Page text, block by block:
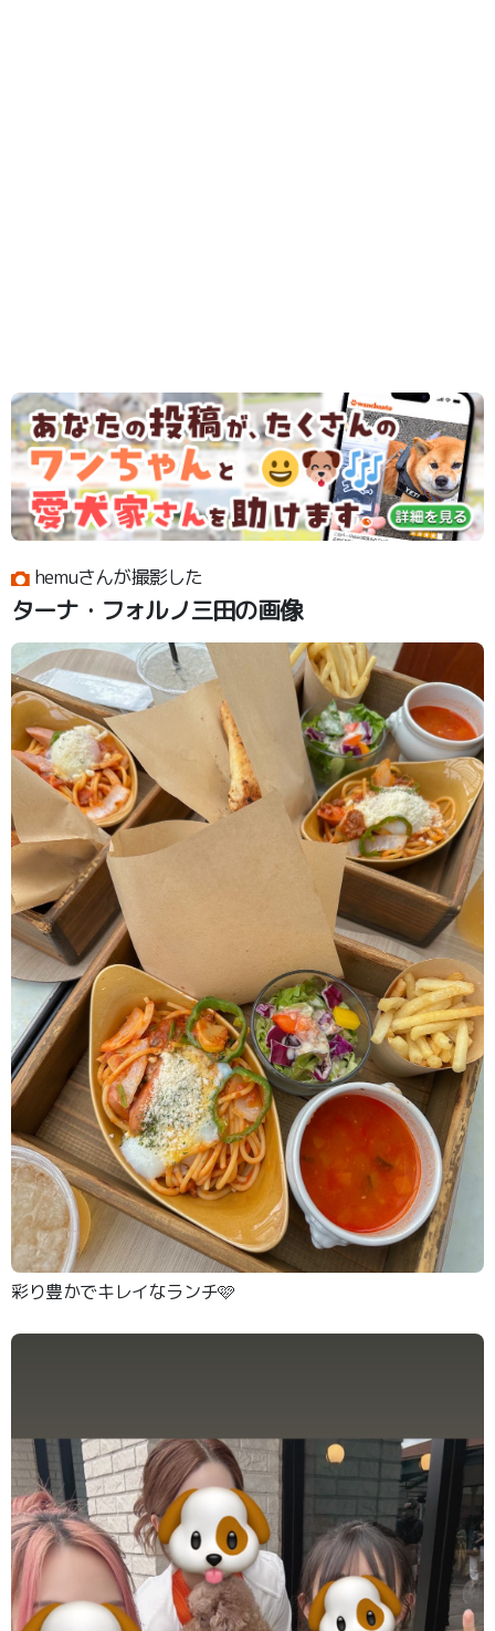
hemuさんが撮影した
ターナ・フォルノ三田の画像
彩り豊かでキレイなランチ🩷